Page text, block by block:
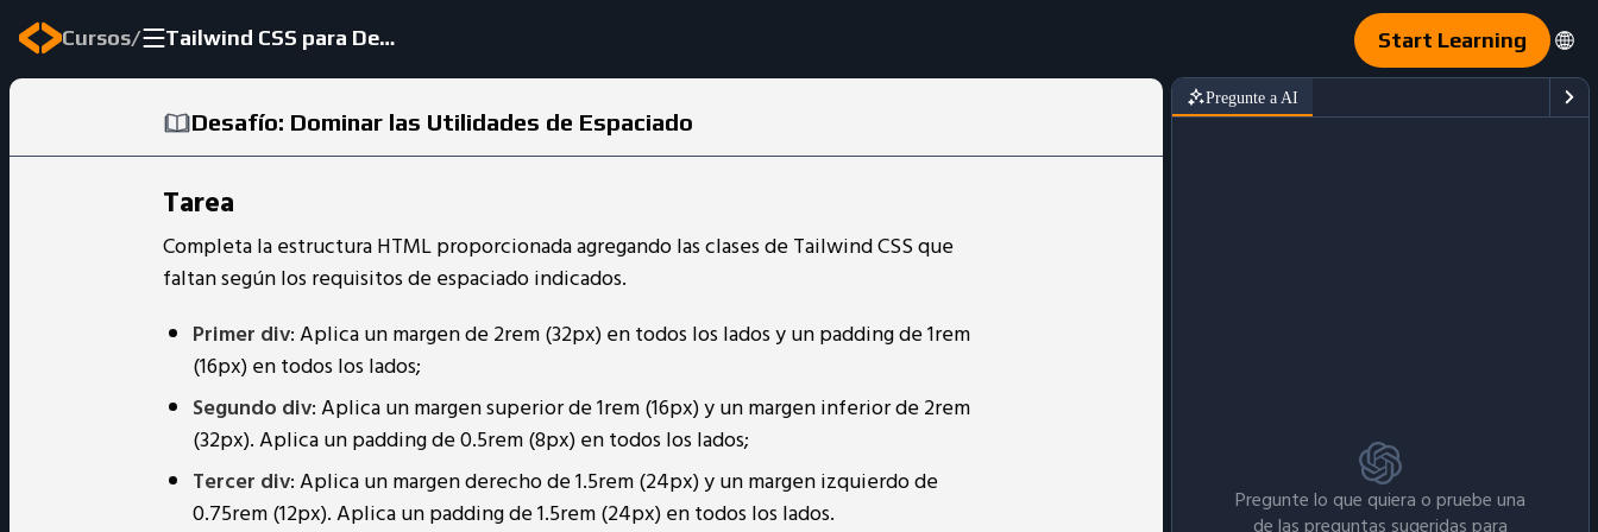
Cursos/ Tailwind CSS para Desarrollo Web Start Learning
Desafío: Dominar las Utilidades de Espaciado
Tarea
Completa la estructura HTML proporcionada agregando las clases de Tailwind CSS que
faltan según los requisitos de espaciado indicados.
Primer div: Aplica un margen de 2rem (32px) en todos los lados y un padding de 1rem
(16px) en todos los lados;
Segundo div: Aplica un margen superior de 1rem (16px) y un margen inferior de 2rem
(32px). Aplica un padding de 0.5rem (8px) en todos los lados;
Tercer div: Aplica un margen derecho de 1.5rem (24px) y un margen izquierdo de
0.75rem (12px). Aplica un padding de 1.5rem (24px) en todos los lados.
Pregunte a AI
Pregunte lo que quiera o pruebe una